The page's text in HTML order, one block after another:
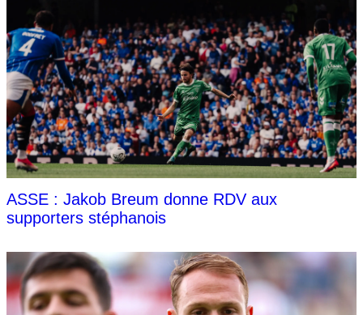
ASSE : Jakob Breum donne RDV aux
supporters stéphanois